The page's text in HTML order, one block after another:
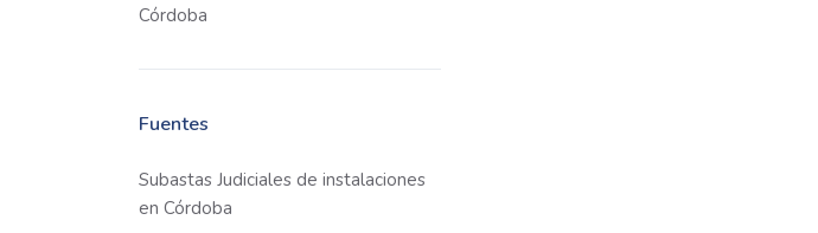
Córdoba
Fuentes
Subastas Judiciales de instalaciones
en Córdoba